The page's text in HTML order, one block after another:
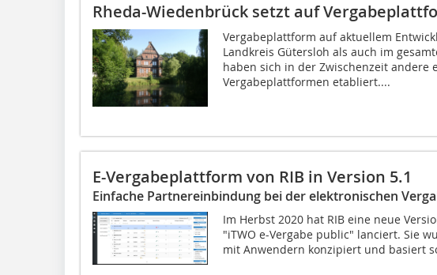
Rheda-Wiedenbrück setzt auf
Vergabeplattform auf aktuellem
Landkreis Gütersloh als auch im
haben sich in der Zwischenzeit andere
Vergabeplattformen etabliert....
E-Vergabeplattform von RIB in Version 5.1
Einfache Partnereinbindung bei der elektronischen
Im Herbst 2020 hat RIB eine neue
"iTWO e-Vergabe public" lanciert. Sie
mit Anwendern konzipiert und basiert